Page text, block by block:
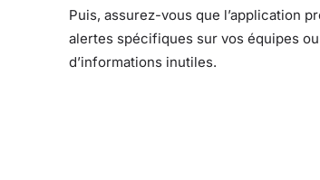
Puis, assurez-vous que l’application
alertes spécifiques sur vos équipes
d’informations inutiles.